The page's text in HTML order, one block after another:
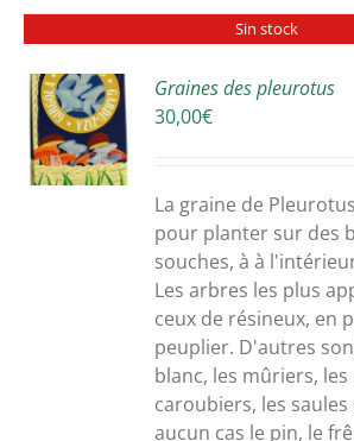
Sin stock
Graines des pleurotus
30,00€
La graine de
pour planter sur des
souches, à à
Les arbres les plus
ceux de résineux, en
peuplier. D'autres
blanc, les mûriers, les
caroubiers, les saules
aucun cas le pin, le